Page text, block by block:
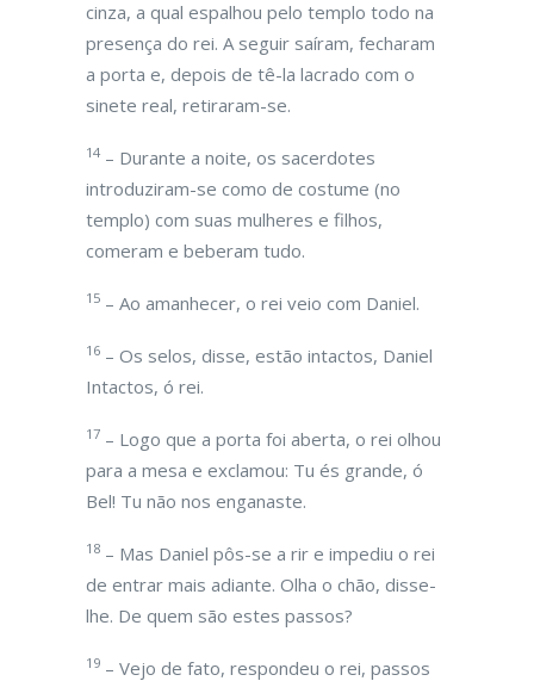
cinza, a qual espalhou pelo templo todo na
presença do rei. A seguir saíram, fecharam
a porta e, depois de tê-la lacrado com o
sinete real, retiraram-se.
14 – Durante a noite, os sacerdotes
introduziram-se como de costume (no
templo) com suas mulheres e filhos,
comeram e beberam tudo.
15 – Ao amanhecer, o rei veio com Daniel.
16 – Os selos, disse, estão intactos, Daniel
Intactos, ó rei.
17 – Logo que a porta foi aberta, o rei olhou
para a mesa e exclamou: Tu és grande, ó
Bel! Tu não nos enganaste.
18 – Mas Daniel pôs-se a rir e impediu o rei
de entrar mais adiante. Olha o chão, disse-
lhe. De quem são estes passos?
19 – Vejo de fato, respondeu o rei, passos